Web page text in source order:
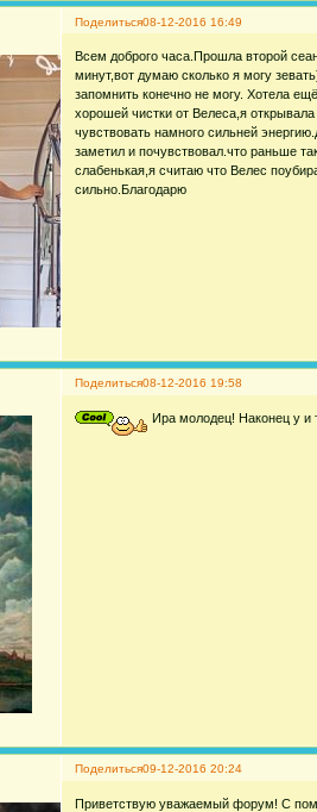
Поделиться08-12-2016 16:49
Всем доброго часа.Прошла второй
минут,вот думаю сколько я могу
запомнить конечно не могу. Хотела
хорошей чистки от Велеса,я
чувствовать намного сильней
заметил и почувствовал.что раньше
слабенькая,я считаю что Велес
сильно.Благодарю
Поделиться08-12-2016 19:58
Ира молодец! Наконец у и
Поделиться09-12-2016 20:24
Приветствую уважаемый форум! С